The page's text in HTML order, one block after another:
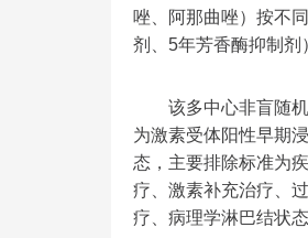
唑、阿那曲唑）按不
剂、5年芳香酶抑制剂
该多中心非盲随机3
为激素受体阳性早期
态，主要排除标准为
疗、激素补充治疗、
疗、病理学淋巴结状